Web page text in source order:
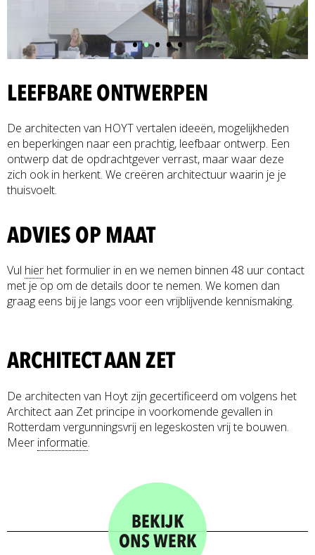
•••••
LEEFBARE ONTWERPEN
De architecten van HOYT vertalen ideeën, mogelijkheden
en beperkingen naar een prachtig, leefbaar ontwerp. Een
ontwerp dat de opdrachtgever verrast, maar waar deze
zich ook in herkent. We creëren architectuur waarin je je
thuisvoelt.
ADVIES OP MAAT
Vul hier het formulier in en we nemen binnen 48 uur contact
met je op om de details door te nemen. We komen dan
graag eens bij je langs voor een vrijblijvende kennismaking.
ARCHITECT AAN ZET
De architecten van Hoyt zijn gecertificeerd om volgens het
Architect aan Zet principe in voorkomende gevallen in
Rotterdam vergunningsvrij en legeskosten vrij te bouwen.
Meer informatie.
BEKIJK
ONS WERK